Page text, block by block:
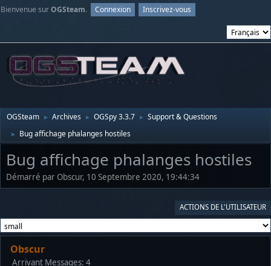
Bienvenue surOGSteam. Connexion Inscrivez-vous
OGSteam ► Archives ► OGSpy 3.3.7 ► Support & Questions
► Bug affichage phalanges hostiles
Bug affichage phalanges hostiles
Démarré par Obscur, 10 Septembre 2020, 19:44:34
ACTIONS DE L'UTILISATEUR
Obscur
Arrivant Messages: 4